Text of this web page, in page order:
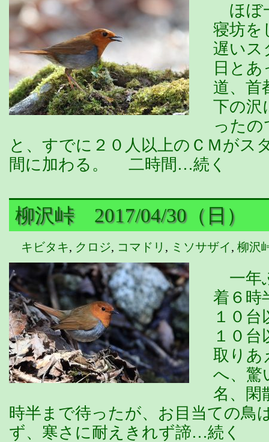
ほぼ
寝坊を
遅い
日と
道、
下の沢
ったの
と、すでに２０人以上のＣＭがス
間に加わる。 二時間…続く
柳沢峠 2017/04/30（日）
キビタキ, クロジ, コマドリ , ミソサザイ, 柳沢
一年
着６時
１０
１０
取りあ
へ、驚
名、
時半まで待ったが、お目当ての鳥
ず、寒さに耐えきれず諦…続く